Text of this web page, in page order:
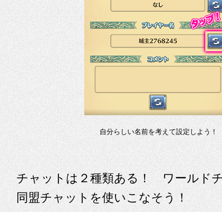
自分らしい名前を考えて設定しよう！
チャットは２種類ある！ ワールド
同盟チャットを使いこなそう！